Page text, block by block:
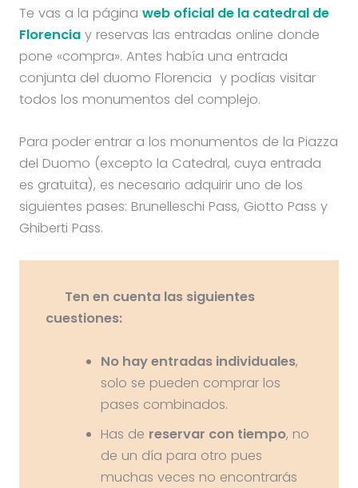
Te vas a la página web oficial de la catedral de
Florenciay reservas las entradas online donde
pone «compra». Antes había una entrada
conjunta del duomo Florencia y podías visitar
todos los monumentos del complejo.
Para poder entrar a los monumentos de la Piazza
del Duomo (excepto la Catedral, cuya entrada
es gratuita), es necesario adquirir uno de los
siguientes pases: Brunelleschi Pass, Giotto Pass y
Ghiberti Pass.
Ten en cuenta las siguientes
cuestiones:
No hay entradas individuales,
solo se pueden comprar los
pases combinados.
Has de reservar con tiempo, no
de un día para otro pues
muchas veces no encontrarás